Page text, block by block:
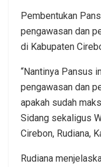
Pembentukan
pengawasan dan
di Kabupaten
“Nantinya Pansus
pengawasan dan
apakah sudah
Sidang sekaligus
Cirebon, Rudiana,
Rudiana